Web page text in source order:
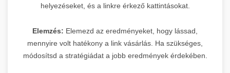
helyezéseket, és a linkre érkező kattintásokat.
Elemzés: Elemezd az eredményeket, hogy lássad,
mennyire volt hatékony a link vásárlás. Ha szükséges,
módosítsd a stratégiádat a jobb eredmények érdekében.